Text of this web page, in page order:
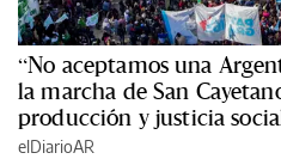
“No aceptamos una
la marcha de San
producción y justicia
elDiarioAR